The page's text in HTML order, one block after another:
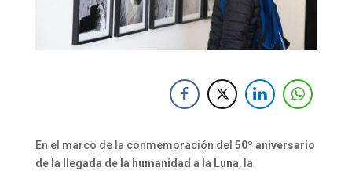
En el marco de la conmemoración del 50º aniversario
de la llegada de la humanidad a la Luna, la